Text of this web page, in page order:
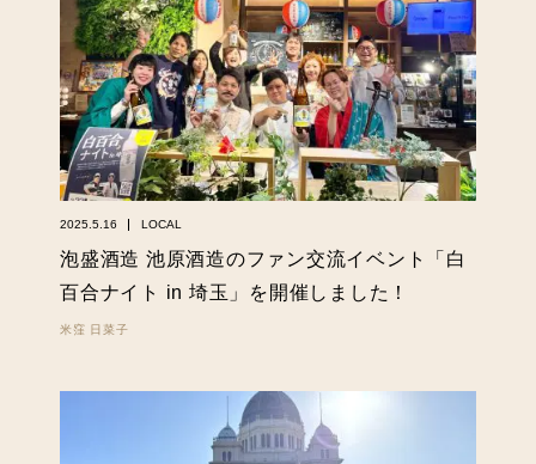
2025.5.16 LOCAL
泡盛酒造 池原酒造のファン交流イベント「白
百合ナイト in 埼玉」を開催しました！
米窪 日菜子